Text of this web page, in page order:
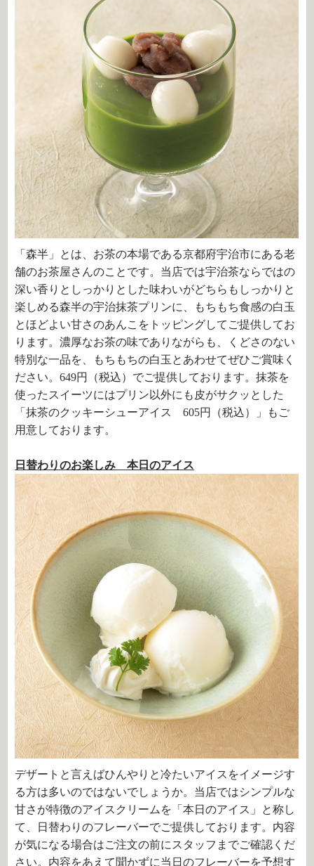
「森半」とは、お茶の本場である京都府宇治市にある老
舗のお茶屋さんのことです。当店では宇治茶ならではの
深い香りとしっかりとした味わいがどちらもしっかりと
楽しめる森半の宇治抹茶プリンに、もちもち食感の白玉
とほどよい甘さのあんこをトッピングしてご提供してお
ります。濃厚なお茶の味でありながらも、くどさのない
特別な一品を、もちもちの白玉とあわせてぜひご賞味く
ださい。649円（税込）でご提供しております。抹茶を
使ったスイーツにはプリン以外にも皮がサクッとした
「抹茶のクッキーシューアイス 605円（税込）」もご
用意しております。
日替わりのお楽しみ 本日のアイス
デザートと言えばひんやりと冷たいアイスをイメージす
る方は多いのではないでしょうか。当店ではシンプルな
甘さが特徴のアイスクリームを「本日のアイス」と称し
て、日替わりのフレーバーでご提供しております。内容
が気になる場合はご注文の前にスタッフまでご確認くだ
さい。内容をあえて聞かずに当日のフレーバーを予想す